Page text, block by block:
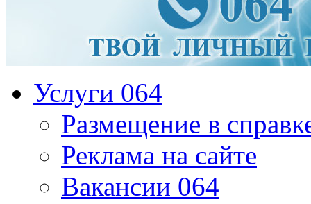
Услуги 064
Размещение в
Реклама на сайте
Вакансии 064